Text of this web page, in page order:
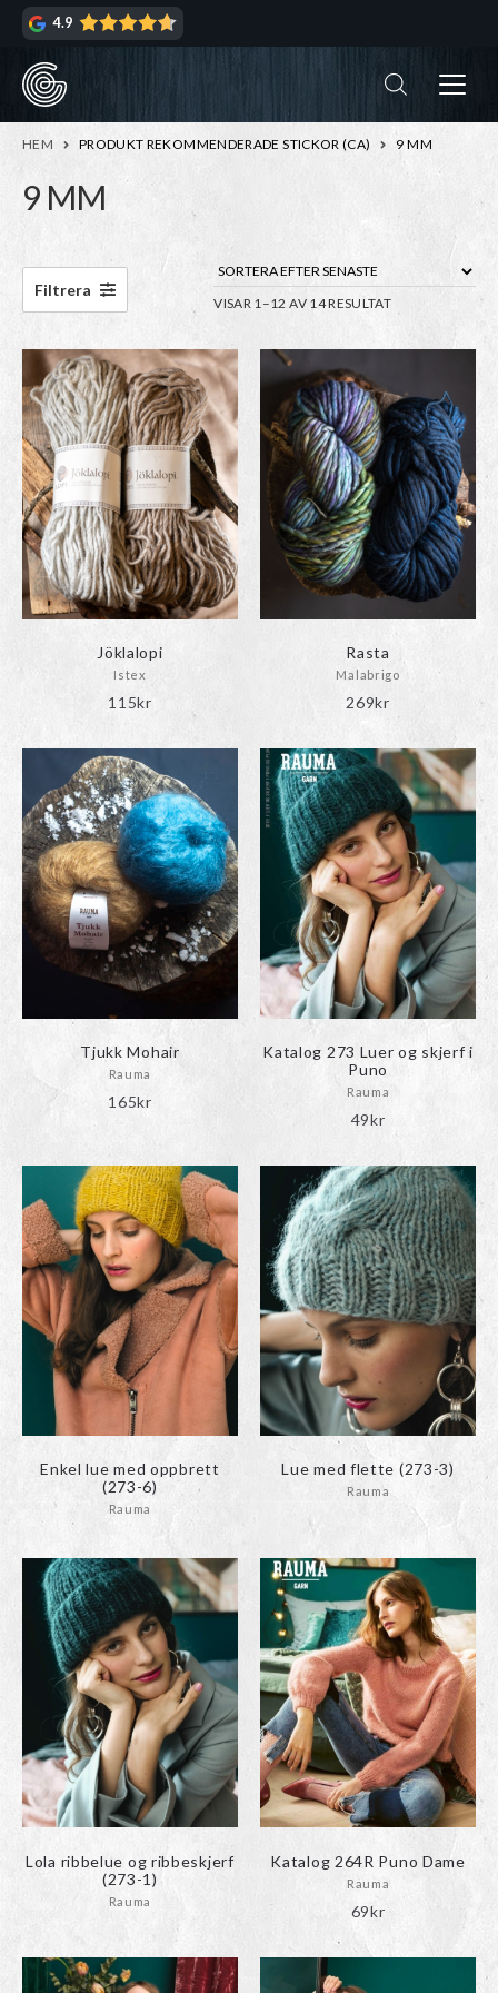
Hoppa
navigering
Hoppa
innehåll
4.9
HEM PRODUKT REKOMMENDERADE STICKOR (CA) 9 MM
9 MM
VISAR 1–12 AV 14 RESULTATSORTERA
Filtrera
Jöklalopi
Istex
115kr
Rasta
Malabrigo
269kr
Tjukk Mohair
Rauma
165kr
Katalog 273 Luer og skjerf i
Puno
Rauma
49kr
Enkel lue med oppbrett
(273-6)
Rauma
Lue med flette (273-3)
Rauma
Lola ribbelue og ribbeskjerf
(273-1)
Rauma
Katalog 264R Puno Dame
Rauma
69kr